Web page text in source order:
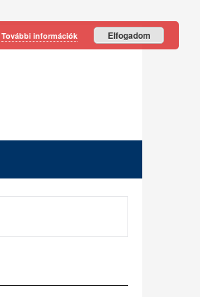
További információk Elfogadom